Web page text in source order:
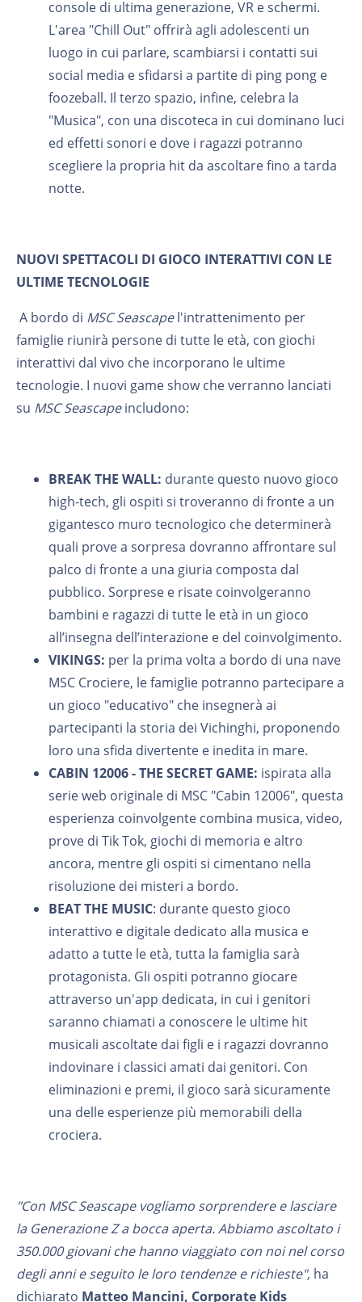
console di ultima generazione, VR e schermi.
L'area "Chill Out" offrirà agli adolescenti un
luogo in cui parlare, scambiarsi i contatti sui
social media e sfidarsi a partite di ping pong e
foozeball. Il terzo spazio, infine, celebra la
"Musica", con una discoteca in cui dominano luci
ed effetti sonori e dove i ragazzi potranno
scegliere la propria hit da ascoltare fino a tarda
notte.
NUOVI SPETTACOLI DI GIOCO INTERATTIVI CON LE
ULTIME TECNOLOGIE
A bordo di MSC Seascapel'intrattenimento per
famiglie riunirà persone di tutte le età, con giochi
interattivi dal vivo che incorporano le ultime
tecnologie. I nuovi game show che verranno lanciati
su MSC Seascapeincludono:
BREAK THE WALL: durante questo nuovo gioco
high-tech, gli ospiti si troveranno di fronte a un
gigantesco muro tecnologico che determinerà
quali prove a sorpresa dovranno affrontare sul
palco di fronte a una giuria composta dal
pubblico. Sorprese e risate coinvolgeranno
bambini e ragazzi di tutte le età in un gioco
all’insegna dell’interazione e del coinvolgimento.
VIKINGS: per la prima volta a bordo di una nave
MSC Crociere, le famiglie potranno partecipare a
un gioco "educativo" che insegnerà ai
partecipanti la storia dei Vichinghi, proponendo
loro una sfida divertente e inedita in mare.
CABIN 12006 - THE SECRET GAME: ispirata alla
serie web originale di MSC "Cabin 12006", questa
esperienza coinvolgente combina musica, video,
prove di Tik Tok, giochi di memoria e altro
ancora, mentre gli ospiti si cimentano nella
risoluzione dei misteri a bordo.
BEAT THE MUSIC: durante questo gioco
interattivo e digitale dedicato alla musica e
adatto a tutte le età, tutta la famiglia sarà
protagonista. Gli ospiti potranno giocare
attraverso un'app dedicata, in cui i genitori
saranno chiamati a conoscere le ultime hit
musicali ascoltate dai figli e i ragazzi dovranno
indovinare i classici amati dai genitori. Con
eliminazioni e premi, il gioco sarà sicuramente
una delle esperienze più memorabili della
crociera.
"Con MSC Seascape vogliamo sorprendere e lasciare
la Generazione Z a bocca aperta. Abbiamo ascoltato i
350.000 giovani che hanno viaggiato con noi nel corso
degli anni e seguito le loro tendenze e richieste", ha
dichiarato Matteo Mancini, Corporate Kids